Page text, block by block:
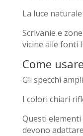
La luce
Scrivanie e
vicine alle fonti
Come
Gli specchi
I colori chiari
Questi
devono